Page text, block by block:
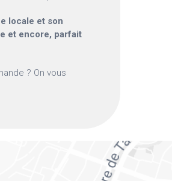
locale et son
et encore, parfait
? On vous